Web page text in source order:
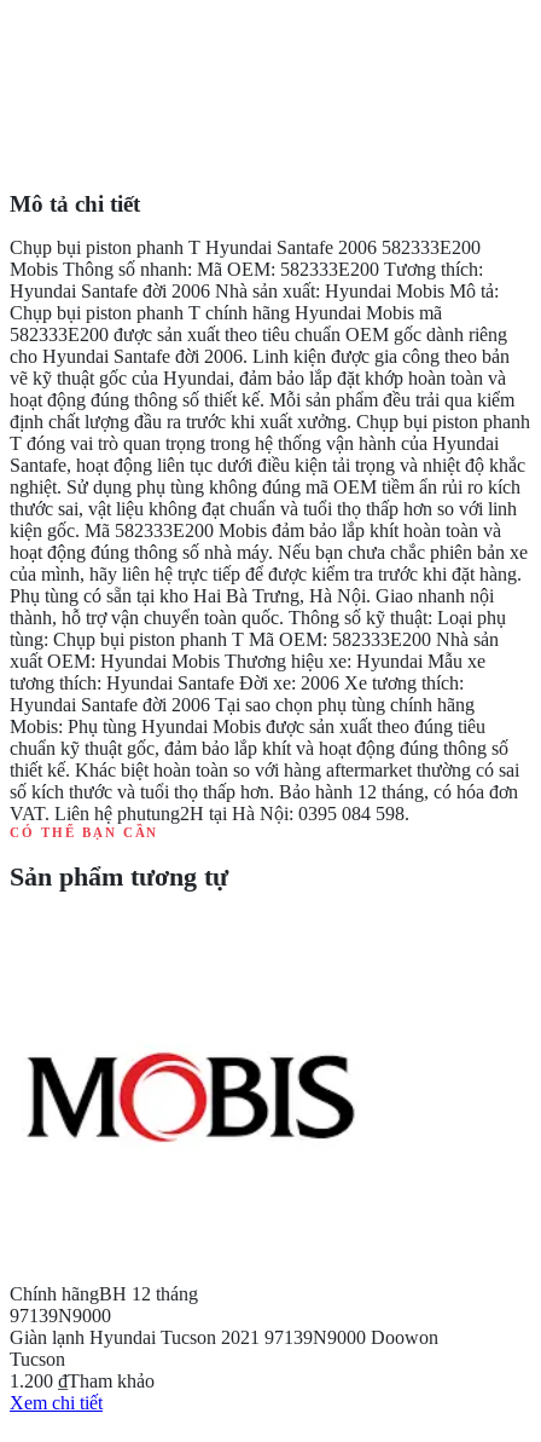
Mô tả chi tiết
Chụp bụi piston phanh T Hyundai Santafe 2006 582333E200
Mobis Thông số nhanh: Mã OEM: 582333E200 Tương thích:
Hyundai Santafe đời 2006 Nhà sản xuất: Hyundai Mobis Mô tả:
Chụp bụi piston phanh T chính hãng Hyundai Mobis mã
582333E200 được sản xuất theo tiêu chuẩn OEM gốc dành riêng
cho Hyundai Santafe đời 2006. Linh kiện được gia công theo bản
vẽ kỹ thuật gốc của Hyundai, đảm bảo lắp đặt khớp hoàn toàn và
hoạt động đúng thông số thiết kế. Mỗi sản phẩm đều trải qua kiểm
định chất lượng đầu ra trước khi xuất xưởng. Chụp bụi piston phanh
T đóng vai trò quan trọng trong hệ thống vận hành của Hyundai
Santafe, hoạt động liên tục dưới điều kiện tải trọng và nhiệt độ khắc
nghiệt. Sử dụng phụ tùng không đúng mã OEM tiềm ẩn rủi ro kích
thước sai, vật liệu không đạt chuẩn và tuổi thọ thấp hơn so với linh
kiện gốc. Mã 582333E200 Mobis đảm bảo lắp khít hoàn toàn và
hoạt động đúng thông số nhà máy. Nếu bạn chưa chắc phiên bản xe
của mình, hãy liên hệ trực tiếp để được kiểm tra trước khi đặt hàng.
Phụ tùng có sẵn tại kho Hai Bà Trưng, Hà Nội. Giao nhanh nội
thành, hỗ trợ vận chuyển toàn quốc. Thông số kỹ thuật: Loại phụ
tùng: Chụp bụi piston phanh T Mã OEM: 582333E200 Nhà sản
xuất OEM: Hyundai Mobis Thương hiệu xe: Hyundai Mẫu xe
tương thích: Hyundai Santafe Đời xe: 2006 Xe tương thích:
Hyundai Santafe đời 2006 Tại sao chọn phụ tùng chính hãng
Mobis: Phụ tùng Hyundai Mobis được sản xuất theo đúng tiêu
chuẩn kỹ thuật gốc, đảm bảo lắp khít và hoạt động đúng thông số
thiết kế. Khác biệt hoàn toàn so với hàng aftermarket thường có sai
số kích thước và tuổi thọ thấp hơn. Bảo hành 12 tháng, có hóa đơn
VAT. Liên hệ phutung2H tại Hà Nội: 0395 084 598.
CÓ THỂ BẠN CẦN
Sản phẩm tương tự
Chính hãngBH 12 tháng
97139N9000
Giàn lạnh Hyundai Tucson 2021 97139N9000 Doowon
Tucson
1.200 ₫Tham khảo
Xem chi tiết